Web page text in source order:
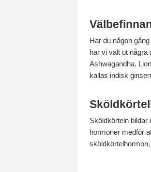
Har du någon
har vi valt ut några
Ashwagandha.
kallas indisk
Sköldkörteln
hormoner medför